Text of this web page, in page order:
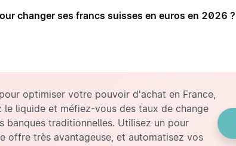
changer ses francs suisses en euros en 2026 ?
optimiser votre pouvoir d'achat en France,
le liquide et méfiez-vous des taux de change
banques traditionnelles. Utilisez un pour
offre très avantageuse, et automatisez vos